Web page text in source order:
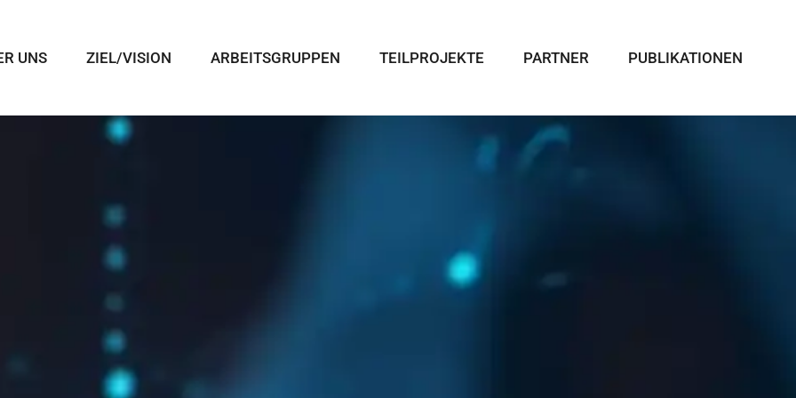
UNS ZIEL/VISION ARBEITSGRUPPEN TEILPROJEKTE PARTNER PUBLIKATIONEN